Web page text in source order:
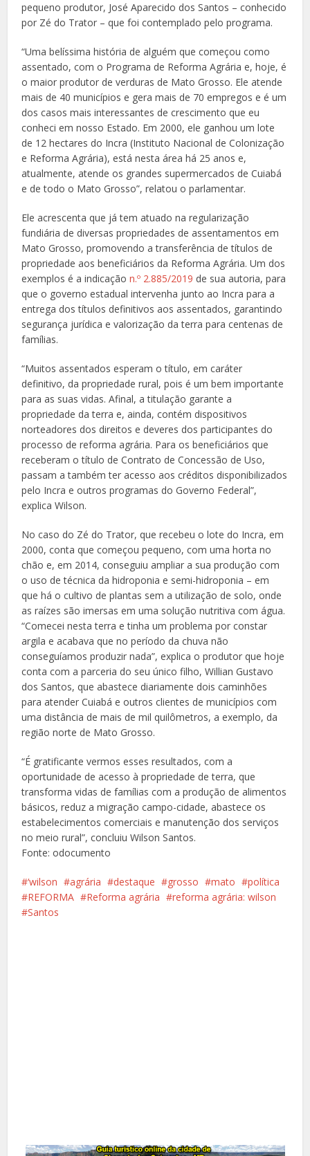
pequeno produtor, José Aparecido dos Santos – conhecido
por Zé do Trator – que foi contemplado pelo programa.
“Uma belíssima história de alguém que começou como
assentado, com o Programa de Reforma Agrária e, hoje, é
o maior produtor de verduras de Mato Grosso. Ele atende
mais de 40 municípios e gera mais de 70 empregos e é um
dos casos mais interessantes de crescimento que eu
conheci em nosso Estado. Em 2000, ele ganhou um lote
de 12 hectares do Incra (Instituto Nacional de Colonização
e Reforma Agrária), está nesta área há 25 anos e,
atualmente, atende os grandes supermercados de Cuiabá
e de todo o Mato Grosso”, relatou o parlamentar.
Ele acrescenta que já tem atuado na regularização
fundiária de diversas propriedades de assentamentos em
Mato Grosso, promovendo a transferência de títulos de
propriedade aos beneficiários da Reforma Agrária. Um dos
exemplos é a indicaçãon.º 2.885/2019 de sua autoria, para
que o governo estadual intervenha junto ao Incra para a
entrega dos títulos definitivos aos assentados, garantindo
segurança jurídica e valorização da terra para centenas de
famílias.
“Muitos assentados esperam o título, em caráter
definitivo, da propriedade rural, pois é um bem importante
para as suas vidas. Afinal, a titulação garante a
propriedade da terra e, ainda, contém dispositivos
norteadores dos direitos e deveres dos participantes do
processo de reforma agrária. Para os beneficiários que
receberam o título de Contrato de Concessão de Uso,
passam a também ter acesso aos créditos disponibilizados
pelo Incra e outros programas do Governo Federal”,
explica Wilson.
No caso do Zé do Trator, que recebeu o lote do Incra, em
2000, conta que começou pequeno, com uma horta no
chão e, em 2014, conseguiu ampliar a sua produção com
o uso de técnica da hidroponia e semi-hidroponia – em
que há o cultivo de plantas sem a utilização de solo, onde
as raízes são imersas em uma solução nutritiva com água.
“Comecei nesta terra e tinha um problema por constar
argila e acabava que no período da chuva não
conseguíamos produzir nada”, explica o produtor que hoje
conta com a parceria do seu único filho, Willian Gustavo
dos Santos, que abastece diariamente dois caminhões
para atender Cuiabá e outros clientes de municípios com
uma distância de mais de mil quilômetros, a exemplo, da
região norte de Mato Grosso.
“É gratificante vermos esses resultados, com a
oportunidade de acesso à propriedade de terra, que
transforma vidas de famílias com a produção de alimentos
básicos, reduz a migração campo-cidade, abastece os
estabelecimentos comerciais e manutenção dos serviços
no meio rural”, concluiu Wilson Santos.
Fonte: odocumento
‘wilson agrária destaque grosso mato
política
REFORMA
Reforma agrária
reforma agrária: wilson
Santos